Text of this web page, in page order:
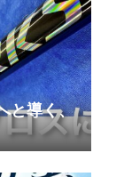
と導く、